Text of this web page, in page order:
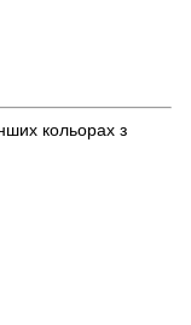
кольорах з